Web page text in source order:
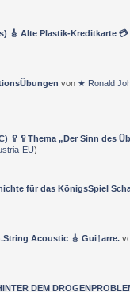
🎸 Alte Plastik-Kreditkarte
von ★ Ronald
🥄🥄Thema „Der Sinn des
EU)
für das KönigsSpiel
Acoustic 🎸 Gui†arre.
DEM